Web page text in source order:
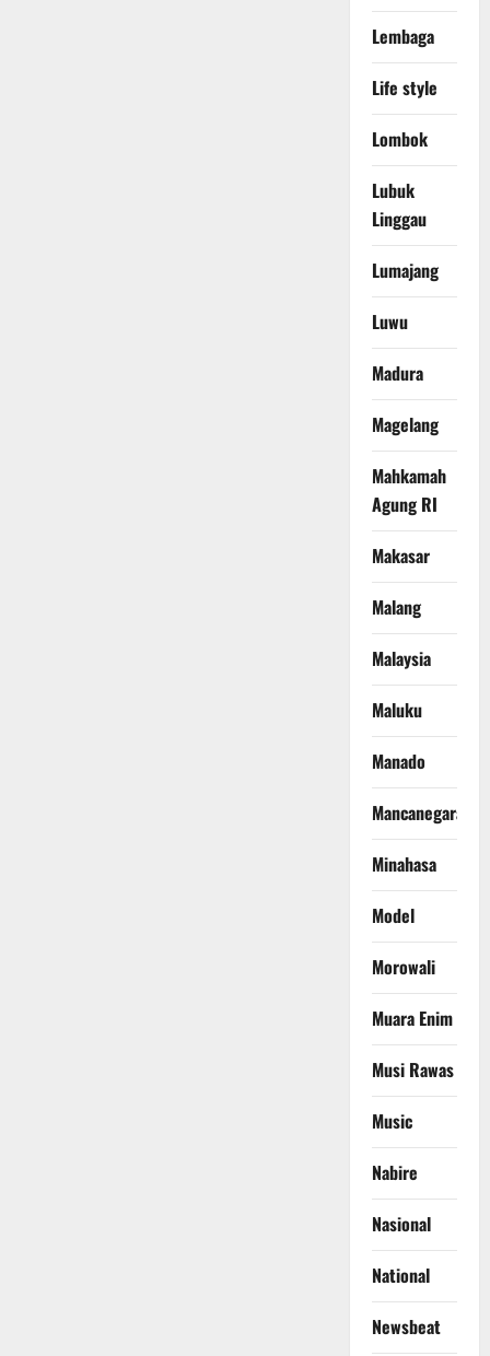
Lembaga
Life style
Lombok
Lubuk
Linggau
Lumajang
Luwu
Madura
Magelang
Mahkamah
Agung RI
Makasar
Malang
Malaysia
Maluku
Manado
Mancanegara
Minahasa
Model
Morowali
Muara Enim
Musi Rawas
Music
Nabire
Nasional
National
Newsbeat